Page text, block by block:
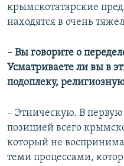
крымскотатарские
находятся в очень
– Вы говорите о
Усматриваете ли вы в
подоплеку,
– Этническую. В первую
позицией всего
который не
теми процессами,